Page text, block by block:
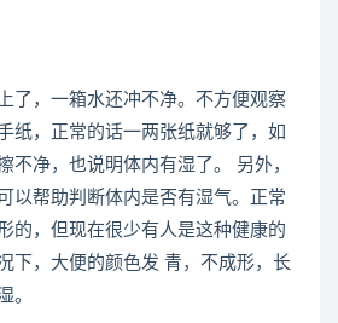
，一箱水还冲不净。不方便观察
纸，正常的话一两张纸就够了，如
不净，也说明体内有湿了。 另外，
以帮助判断体内是否有湿气。正常
的，但现在很少有人是这种健康的
下，大便的颜色发 青，不成形，长
。